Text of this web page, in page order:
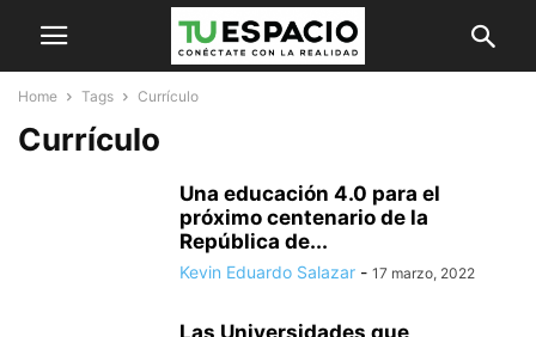
Home Tags Currículo
Currículo
Una educación 4.0 para el
próximo centenario de la
República de...
Kevin Eduardo Salazar - 17 marzo, 2022
Las Universidades que